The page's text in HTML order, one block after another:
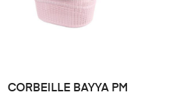
CORBEILLE BAYYA PM